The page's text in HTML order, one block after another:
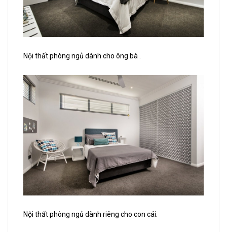
Nội thất phòng ngủ dành cho ông bà .
Nội thất phòng ngủ dành riêng cho con cái.